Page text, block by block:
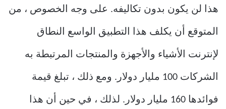
هذا لن يكون بدون تكاليفه. على وجه الخصوص ، من
المتوقع أن يكلف هذا التطبيق الواسع النطاق
لإنترنت الأشياء والأجهزة والمنتجات المرتبطة به
الشركات 100 مليار دولار. ومع ذلك ، تبلغ قيمة
فوائدها 160 مليار دولار. لذلك ، في حين أن هذا